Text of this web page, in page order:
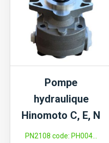
B1,
XB1
Pompe
hydraulique
Hinomoto C, E, N
PN2108 code: PH004...